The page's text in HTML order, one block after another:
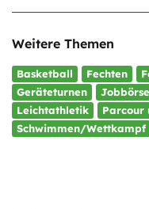
Weitere Themen
Basketball Fechten
Geräteturnen
Jobbörse
Leichtathletik
Parcour
Schwimmen/Wettkampf